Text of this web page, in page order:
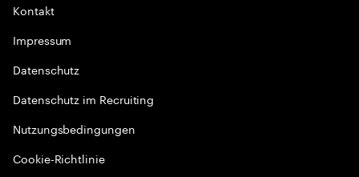
Kontakt
Impressum
Datenschutz
Datenschutz im Recruiting
Nutzungsbedingungen
Cookie-Richtlinie